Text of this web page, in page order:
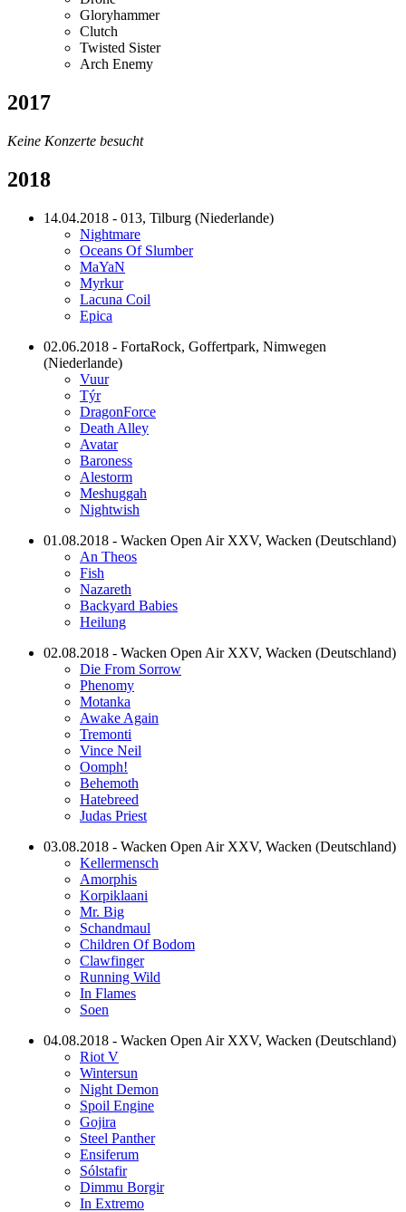
Gloryhammer
Clutch
Twisted Sister
Arch Enemy
2017
Keine Konzerte besucht
2018
14.04.2018 - 013, Tilburg (Niederlande)
Nightmare
Oceans Of Slumber
MaYaN
Myrkur
Lacuna Coil
Epica
02.06.2018 - FortaRock, Goffertpark, Nimwegen
(Niederlande)
Vuur
Týr
DragonForce
Death Alley
Avatar
Baroness
Alestorm
Meshuggah
Nightwish
01.08.2018 - Wacken Open Air XXV, Wacken (Deutschland)
An Theos
Fish
Nazareth
Backyard Babies
Heilung
02.08.2018 - Wacken Open Air XXV, Wacken (Deutschland)
Die From Sorrow
Phenomy
Motanka
Awake Again
Tremonti
Vince Neil
Oomph!
Behemoth
Hatebreed
Judas Priest
03.08.2018 - Wacken Open Air XXV, Wacken (Deutschland)
Kellermensch
Amorphis
Korpiklaani
Mr. Big
Schandmaul
Children Of Bodom
Clawfinger
Running Wild
In Flames
Soen
04.08.2018 - Wacken Open Air XXV, Wacken (Deutschland)
Riot V
Wintersun
Night Demon
Spoil Engine
Gojira
Steel Panther
Ensiferum
Sólstafir
Dimmu Borgir
In Extremo